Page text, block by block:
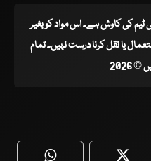
ٹیم کی کاوش ہے۔ اس مواد کو بغیر
یا نقل کرنا درست نہیں۔ تمام
2026